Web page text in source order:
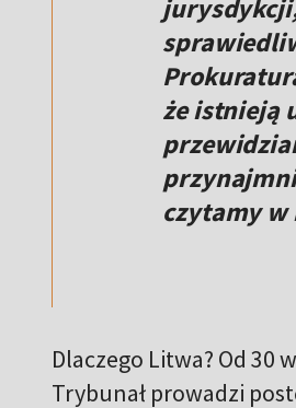
że istnieją
czytamy w
Dlaczego Litwa? Od 30
Trybunał prowadzi